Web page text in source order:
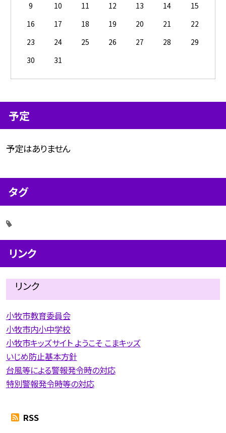
9
10 11 12 13 14
15
16
17 18 19 20 21
22
23
24 25 26 27 28
29
30
31
予定
予定はありません
タグ
リンク
リンク
小牧市教育委員会
小牧市内小中学校
小牧市キッズサイト ようこそ こまキッズ
いじめ防止基本方針
台風等による警報発令時の対応
特別警報発令時等の対応
RSS